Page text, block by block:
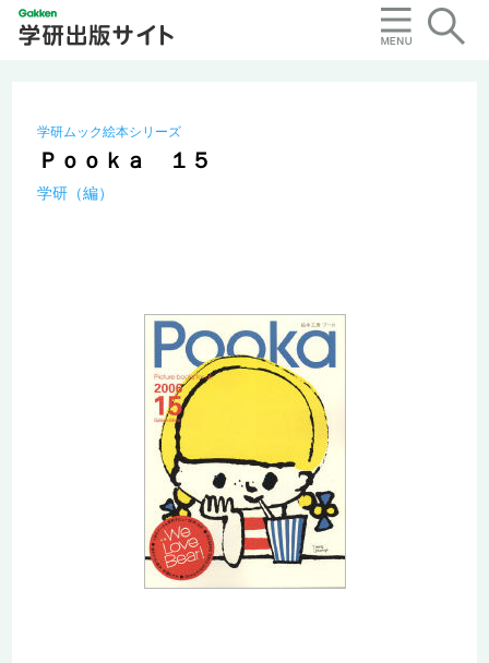
学研ムック絵本シリーズ
Ｐｏｏｋａ １５
学研（編）